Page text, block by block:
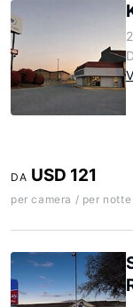
DA USD 121
per camera / per notte